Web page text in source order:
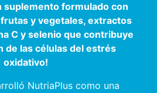
suplemento formulado con
y vegetales, extractos
C y selenio que contribuye
de las células del estrés
oxidativo!
NutriaPlus como una